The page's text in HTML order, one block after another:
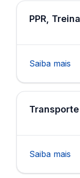
PPR,
Saiba mais
Saiba mais